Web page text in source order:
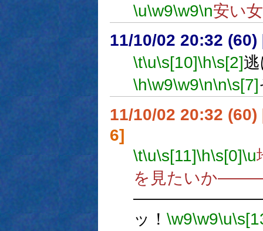
\u\w9\w9\n安い
11/10/02 20:32 (60)
\t\u\s[10]\h\s[2]
\h\w9\w9\n\n\s[7]
11/10/02 20:32 (60)
6]
\t\u\s[11]\h\s[0]\u
を見たいか
ッ！ \w9\w9\u